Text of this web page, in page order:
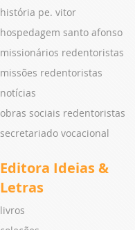
história pe. vitor
hospedagem santo afonso
missionários redentoristas
missões redentoristas
notícias
obras sociais redentoristas
secretariado vocacional
Editora Ideias &
Letras
livros